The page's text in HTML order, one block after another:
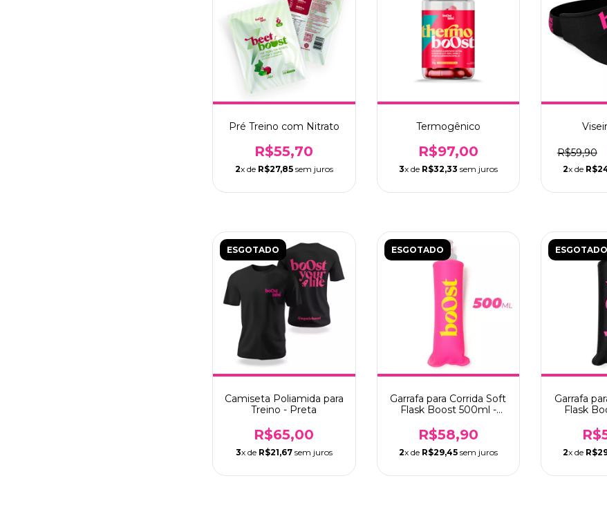
Pré Treino com Nitrato
R$55,70
2x de R$27,85sem juros
Termogênico
R$97,00
3x de R$32,33 sem juros
R$59,90
2x de
ESGOTADO
Camiseta Poliamida para
Treino - Preta
R$65,00
3x de R$21,67sem juros
ESGOTADO
Garrafa para Corrida Soft
Flask Boost 500ml -
R$58,90
2x de R$29,45sem juros
ESGOTADO
Garrafa
Flask
2x de